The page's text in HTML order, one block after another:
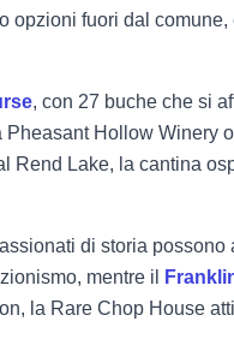
fuori dal
, con 27 buche che si
Hollow
Rend Lake, la cantina
di storia possono
mentre il
la Rare Chop House